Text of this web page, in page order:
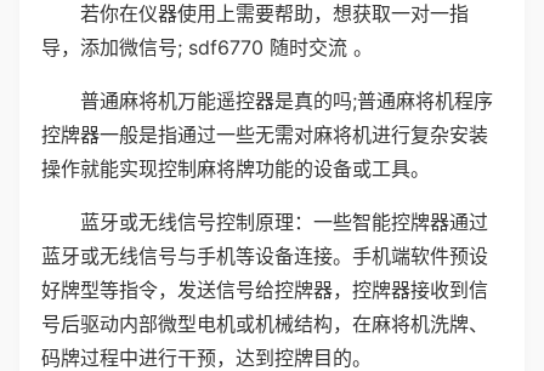
若你在仪器使用上需要帮助，想获取一对一指
导，添加微信号; sdf6770 随时交流 。
普通麻将机万能遥控器是真的吗;普通麻将机程序
控牌器一般是指通过一些无需对麻将机进行复杂安装
操作就能实现控制麻将牌功能的设备或工具。
蓝牙或无线信号控制原理：一些智能控牌器通过
蓝牙或无线信号与手机等设备连接。手机端软件预设
好牌型等指令，发送信号给控牌器，控牌器接收到信
号后驱动内部微型电机或机械结构，在麻将机洗牌、
码牌过程中进行干预，达到控牌目的。